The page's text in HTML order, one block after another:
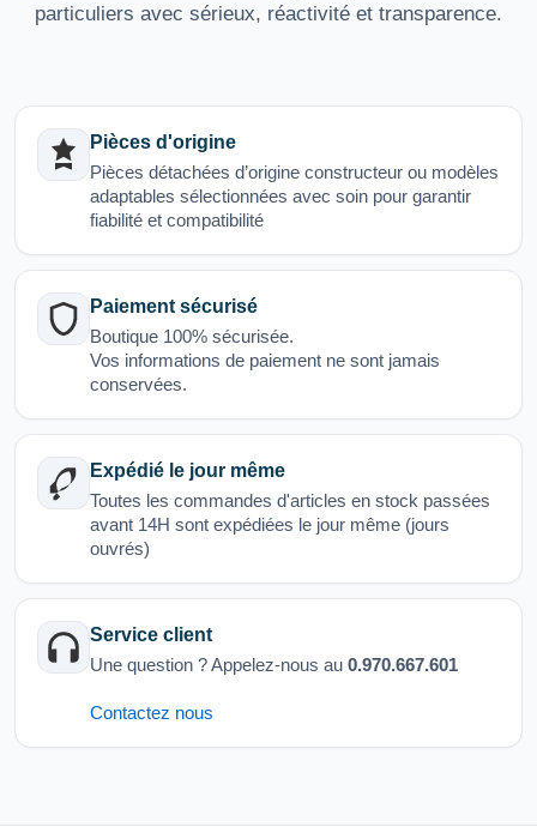
particuliers avec sérieux, réactivité et transparence.
Pièces d'origine
Pièces détachées d’origine constructeur ou modèles
adaptables sélectionnées avec soin pour garantir
fiabilité et compatibilité
Paiement sécurisé
Boutique 100% sécurisée.
Vos informations de paiement ne sont jamais
conservées.
Expédié le jour même
Toutes les commandes d'articles en stock passées
avant 14H sont expédiées le jour même (jours
ouvrés)
Service client
Une question ? Appelez-nous au 0.970.667.601
Contactez nous